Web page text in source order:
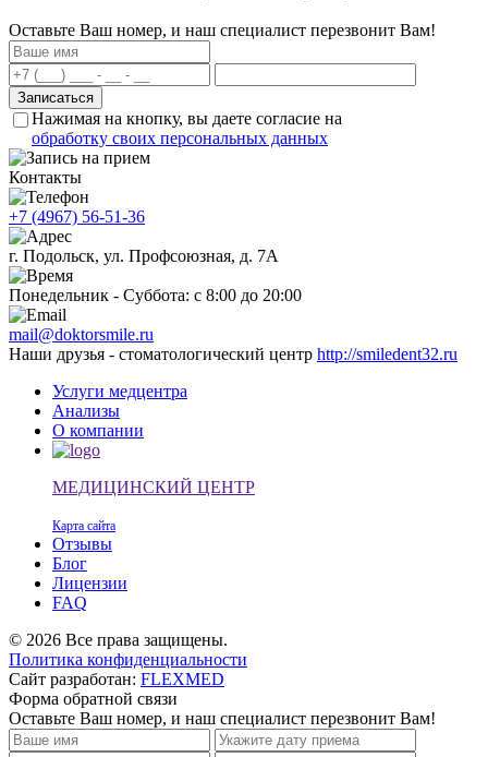
Оставьте Ваш номер, и наш специалист перезвонит Вам!
Нажимая на кнопку, вы даете согласие на
обработку своих персональных данных
Контакты
+7 (4967) 56-51-36
г. Подольск, ул. Профсоюзная, д. 7А
Понедельник - Суббота: с 8:00 до 20:00
mail@doktorsmile.ru
Наши друзья - стоматологический центр http://smiledent32.ru
Услуги медцентра
Анализы
О компании
МЕДИЦИНСКИЙ ЦЕНТР
Карта сайта
Отзывы
Блог
Лицензии
FAQ
© 2026 Все права защищены.
Политика конфиденциальности
Сайт разработан: FLEXMED
Форма обратной связи
Оставьте Ваш номер, и наш специалист перезвонит Вам!